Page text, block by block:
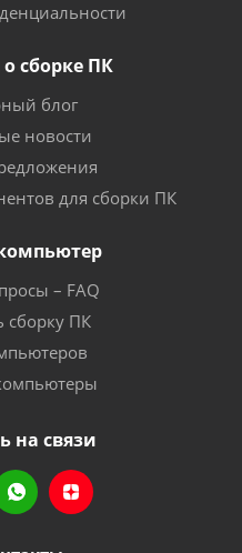
сборке ПК
блог
новости
для сборки ПК
– FAQ
сборку ПК
на связи